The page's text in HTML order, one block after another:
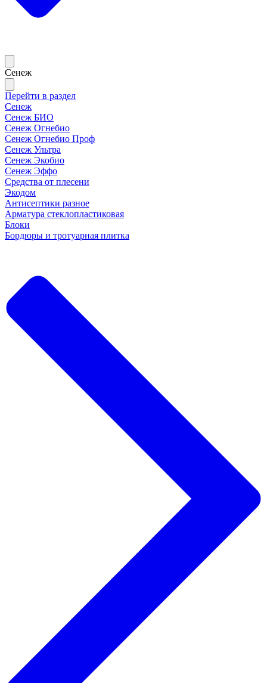
Сенеж
Перейти в раздел
Сенеж
Сенеж БИО
Сенеж Огнебио
Сенеж Огнебио Проф
Сенеж Ультра
Сенеж Экобио
Сенеж Эффо
Средства от плесени
Экодом
Антисептики разное
Арматура стеклопластиковая
Блоки
Бордюры и тротуарная плитка